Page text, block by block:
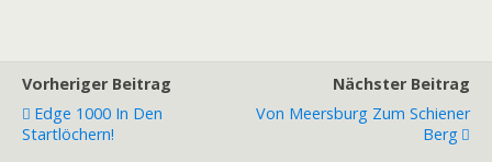
Vorheriger Beitrag
Edge 1000 In Den
Startlöchern!
Nächster Beitrag
Von Meersburg Zum Schiener
Berg